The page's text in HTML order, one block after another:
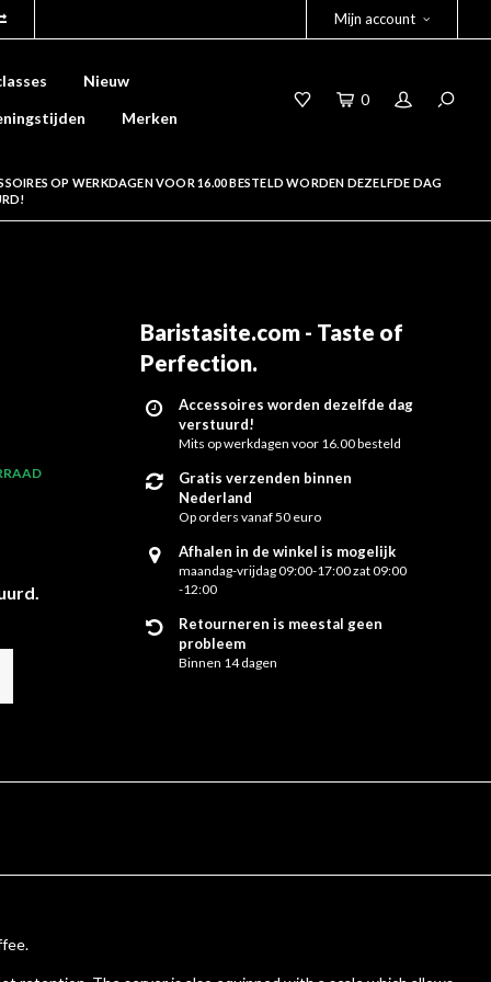
Mijn account
Nieuw
Merken
0
OP WERKDAGEN VOOR 16.00 BESTELD WORDEN DEZELFDE DAG
Baristasite.com - Taste of
Perfection.
Accessoires worden dezelfde dag
verstuurd!
Mits op werkdagen voor 16.00 besteld
Gratis verzenden binnen
Nederland
Op orders vanaf 50 euro
Afhalen in de winkel is mogelijk
maandag-vrijdag 09:00-17:00 zat 09:00
-12:00
Retourneren is meestal geen
probleem
Binnen 14 dagen